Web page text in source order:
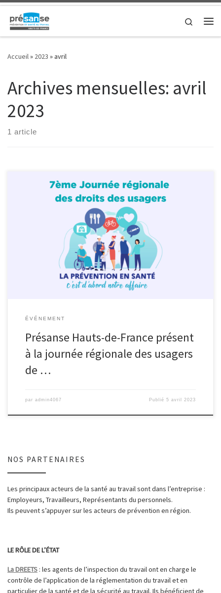
Skip to content
Search
Accueil» 2023 »avril
Archives mensuelles: avril
2023
1 article
Le 13 avril 2023, Présanse Hauts-de-France a participé à la 7ème
journée régionale des usagers de la santé organisée par l’ARS
(Agence régionale de santé) et consacrée à la thématique : « La
prévention en santé c’est d’abord notre affaire ». A cette
occasion, l’ASMIS, Médisis et Presoa ont tenu un stand […]
ÉVÉNEMENT
Présanse Hauts-de-France présent
à la journée régionale des usagers
de …
par admin4067 Publié5 avril 2023
NOS PARTENAIRES
Les principaux acteurs de la santé au travail sont dans l’entreprise :
Employeurs, Travailleurs, Représentants du personnels.
Ils peuvent s’appuyer sur les acteurs de prévention en région.
LE RÔLE DE L’ÉTAT
La DREETS : les agents de l’inspection du travail ont en charge le
contrôle de l’application de la réglementation du travail et en
particulier de la santé et de la sécurité au travail. Ils bénéficient de